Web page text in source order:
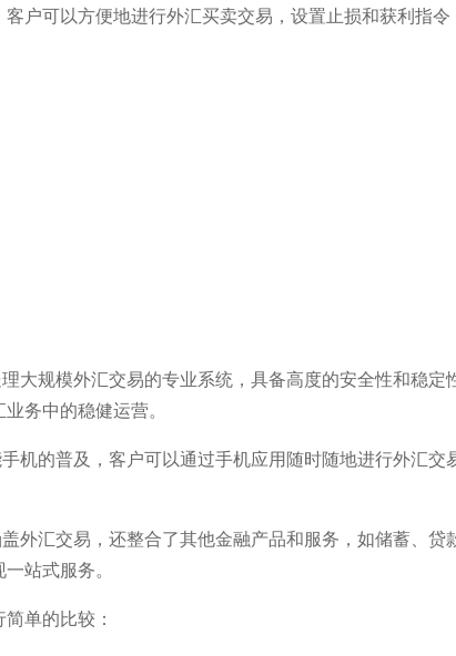
户可以方便地进行外汇买卖交易，设置止损和获利指令
大规模外汇交易的专业系统，具备高度的安全性和稳定
务中的稳健运营。
机的普及，客户可以通过手机应用随时随地进行外汇交
外汇交易，还整合了其他金融产品和服务，如储蓄、贷
站式服务。
单的比较：